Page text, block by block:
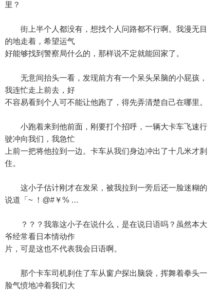
里？
街上半个人都没有，想找个人问路都不行啊。我漫无目
的地走着，希望运气
好能够找到警察局什么的，那样说不定就能回家了。
无意间抬头一看，发现前方有一个呆头呆脑的小屁孩，
我连忙走上前去，好
不容易看到个人可不能让他跑了，得先弄清楚自己在哪里。
小跑着来到他前面，刚要打个招呼，一辆大卡车飞速行
驶冲向我们，我急忙
上前一把将他拉到一边。卡车从我们身边冲出了十几米才刹
住。
这小子估计刚才在发呆，被我拉到一旁后还一脸迷糊的
说道「~ ！@#￥% …
？？？我靠这小子在说什么，是在说日语吗？虽然本大
爷经常看日本情动作
片，可是这也不代表我会日语啊。
那个卡车司机刹住了车从窗户探出脑袋，挥舞着拳头一
脸气愤地冲着我们大